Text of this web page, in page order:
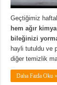
Geçtiğimiz
hem ağır
bileğinizi
hayli tutuldu ve
diğer temizlik
Daha Fazla Oku »